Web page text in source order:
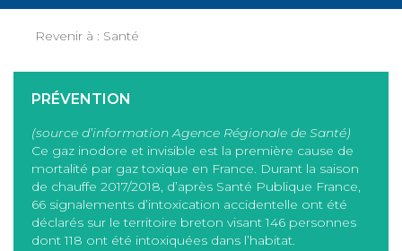
Revenir à : Santé
PRÉVENTION
(source d’information Agence Régionale de Santé)
Ce gaz inodore et invisible est la première cause de
mortalité par gaz toxique en France. Durant la saison
de chauffe 2017/2018, d’après Santé Publique France,
66 signalements d’intoxication accidentelle ont été
déclarés sur le territoire breton visant 146 personnes
dont 118 ont été intoxiquées dans l’habitat.